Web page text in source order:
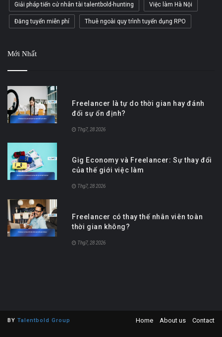
Giải pháp tiến cử nhân tài talentbold-hunting Việc làm Hà Nội
Đăng tuyển miễn phí Thuê ngoài quy trình tuyển dụng RPO
Mới Nhất
Freelancer là tự do thời gian hay đánh
đổi sự ổn định?
Thg7, 28 2026
Gig Economy và Freelancer: Sự thay đổi
của thế giới việc làm
Thg7, 28 2026
Freelancer có thay thế nhân viên toàn
thời gian không?
Thg7, 28 2026
BY Talentbold Group Home About us Contact